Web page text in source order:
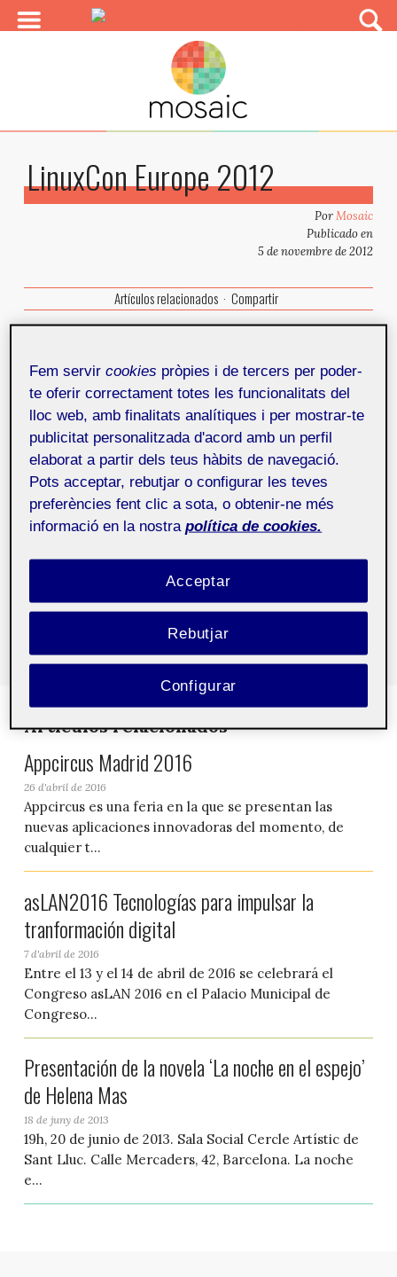
LinuxCon Europe 2012
PorMosaic
Publicado en
5 de novembre de 2012
Artículos relacionados Compartir
Hotel Fira Palace, Barcelona
http://events.linuxfoundation.org/events/linuxcon-
europe
Etiquetas: agenda
Comparte este artículo
Artículos relacionados
Appcircus Madrid 2016
26 d'abril de 2016
Appcircus es una feria en la que se presentan las
nuevas aplicaciones innovadoras del momento, de
cualquier t...
asLAN2016 Tecnologías para impulsar la
tranformación digital
7 d'abril de 2016
Entre el 13 y el 14 de abril de 2016 se celebrará el
Congreso asLAN 2016 en el Palacio Municipal de
Congreso...
Presentación de la novela ‘La noche en el espejo’
de Helena Mas
18 de juny de 2013
19h, 20 de junio de 2013. Sala Social Cercle Artístic de
Sant Lluc. Calle Mercaders, 42, Barcelona. La noche
e...
Fem servircookies pròpies i de tercers per poder-
te oferir correctament totes les funcionalitats del
lloc web, amb finalitats analítiques i per mostrar-te
publicitat personalitzada d'acord amb un perfil
elaborat a partir dels teus hàbits de navegació.
Pots acceptar, rebutjar o configurar les teves
preferències fent clic a sota, o obtenir-ne més
informació en la nostra política de cookies.
Rebutjar
Acceptar
Configurar